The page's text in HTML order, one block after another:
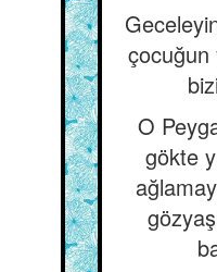
çocuğun
O
gökte